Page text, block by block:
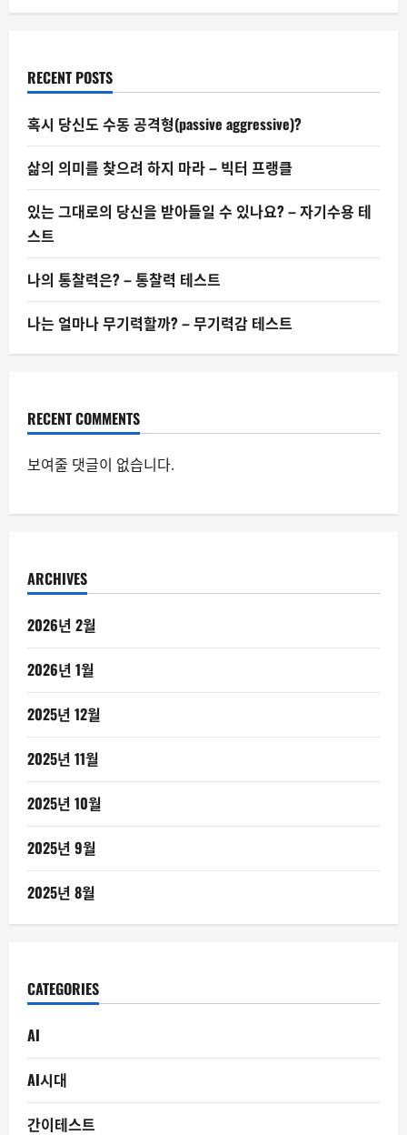
성?
식’
보
가
말
해
는
것
들
RECENT POSTS
혹시 당신도 수동 공격형(passive aggressive)?
삶의 의미를 찾으려 하지 마라 – 빅터 프랭클
있는 그대로의 당신을 받아들일 수 있나요? – 자기수용 테
스트
나의 통찰력은? – 통찰력 테스트
나는 얼마나 무기력할까? – 무기력감 테스트
RECENT COMMENTS
보여줄 댓글이 없습니다.
ARCHIVES
2026년 2월
2026년 1월
2025년 12월
2025년 11월
2025년 10월
2025년 9월
2025년 8월
CATEGORIES
AI
AI시대
간이테스트